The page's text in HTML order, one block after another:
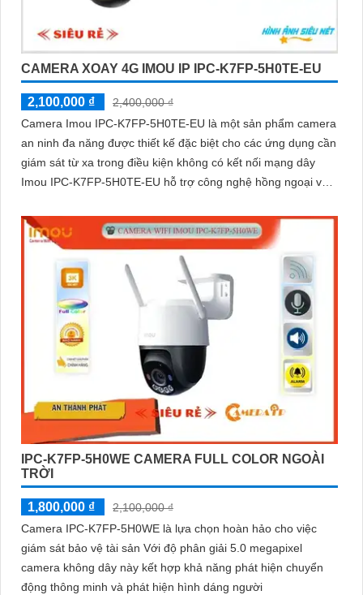
CAMERA XOAY 4G IMOU IP IPC-K7FP-5H0TE-EU
2,100,000 ₫
2,400,000 ₫
Camera Imou IPC-K7FP-5H0TE-EU là một sản phẩm camera
an ninh đa năng được thiết kế đặc biệt cho các ứng dụng cần
giám sát từ xa trong điều kiện không có kết nối mạng dây
Imou IPC-K7FP-5H0TE-EU hỗ trợ công nghệ hồng ngoại với
IPC-K7FP-5H0WE CAMERA FULL COLOR NGOÀI
TRỜI
1,800,000 ₫
2,100,000 ₫
Camera IPC-K7FP-5H0WE là lựa chọn hoàn hảo cho việc
giám sát bảo vệ tài sản Với độ phân giải 5.0 megapixel
camera không dây này kết hợp khả năng phát hiện chuyển
động thông minh và phát hiện hình dáng người